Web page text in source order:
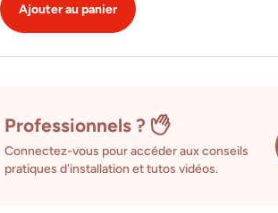
Ajouter au panier
Professionnels ?
Connectez-vous pour accéder aux conseils
pratiques d'installation et tutos vidéos.